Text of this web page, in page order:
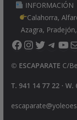
Calahorra,
Azagra,
Facebook
Twitter
© ESCAPARATE C/
T. 941 14 77 22 · W.